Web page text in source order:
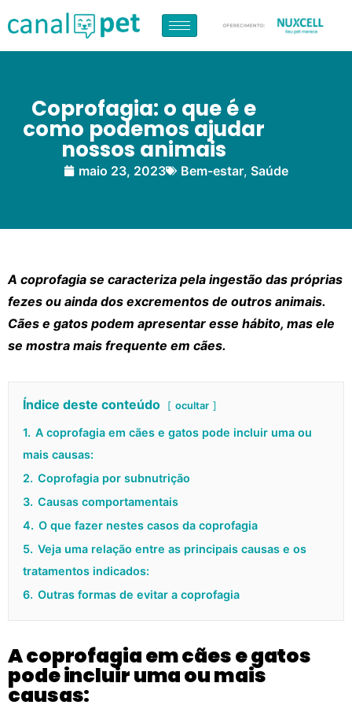
Coprofagia: o que é e
como podemos ajudar
nossos animais
maio 23, 2023 Bem-estar, Saúde
A coprofagia se caracteriza pela ingestão das próprias
fezes ou ainda dos excrementos de outros animais.
Cães e gatos podem apresentar esse hábito, mas ele
se mostra mais frequente em cães.
Índice deste conteúdo ocultar
1. A coprofagia em cães e gatos pode incluir uma ou
mais causas:
2. Coprofagia por subnutrição
3. Causas comportamentais
4. O que fazer nestes casos da coprofagia
5. Veja uma relação entre as principais causas e os
tratamentos indicados:
6. Outras formas de evitar a coprofagia
A coprofagia em cães e gatos
pode incluir uma ou mais
causas: